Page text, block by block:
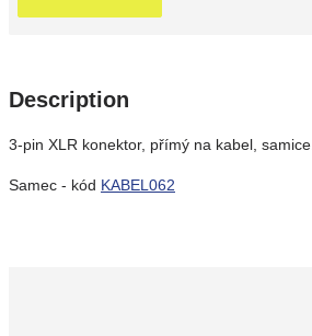
Description
3-pin XLR konektor, přímý na kabel, samice.
Samec - kód KABEL062